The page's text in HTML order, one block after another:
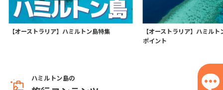
【オーストラリア】ハミルトン島特集
【オーストラリア】ハミル
ポイント
ハミルトン島の